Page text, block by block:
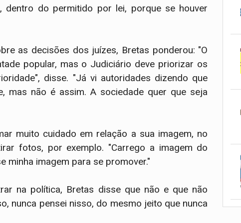
do permitido por lei, porque se houver
as decisões dos juízes, Bretas ponderou: "O
popular, mas o Judiciário deve priorizar os
disse. "Já vi autoridades dizendo que
mas não é assim. A sociedade quer que seja
muito cuidado em relação a sua imagem, no
fotos, por exemplo. "Carrego a imagem do
minha imagem para se promover."
na política, Bretas disse que não e que não
nunca pensei nisso, do mesmo jeito que nunca